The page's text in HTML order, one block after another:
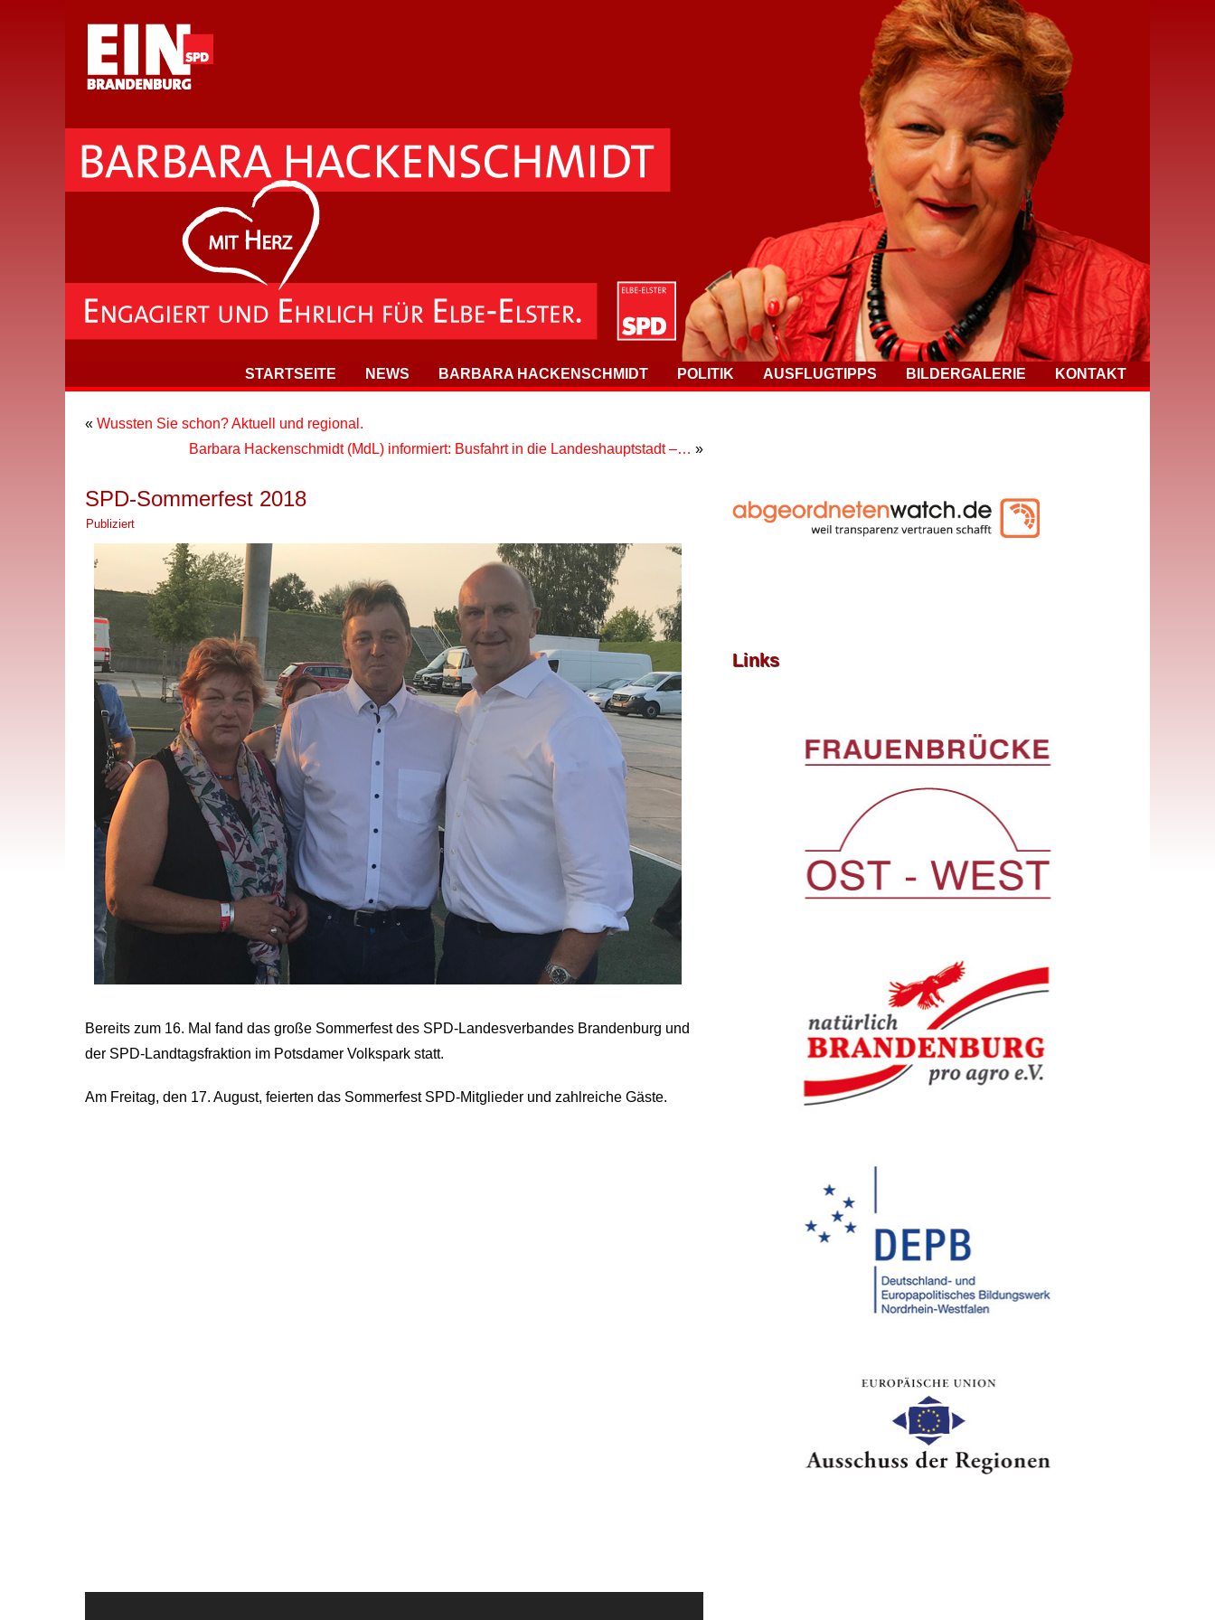
STARTSEITE NEWS BARBARA HACKENSCHMIDT POLITIK AUSFLUGTIPPS BILDERGALERIE KONTAKT
« Wussten Sie schon? Aktuell und regional.
Barbara Hackenschmidt (MdL) informiert: Busfahrt in die Landeshauptstadt –… »
SPD-Sommerfest 2018
Publiziert
Bereits zum 16. Mal fand das große Sommerfest des SPD-Landesverbandes Brandenburg und
der SPD-Landtagsfraktion im Potsdamer Volkspark statt.
Am Freitag, den 17. August, feierten das Sommerfest SPD-Mitglieder und zahlreiche Gäste.
Links